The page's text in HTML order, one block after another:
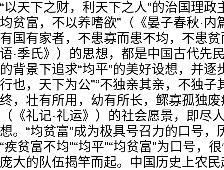
“以天下之财，利天下之人”的治国理政
均贫富，不以养嗜欲”（《晏子春秋·内
有国有家者，不患寡而患不均，不患贫
语·季氏》）的思想，都是中国古代先
的背景下追求“均平”的美好设想，并逐
行也，天下为公”“不独亲其亲，不独子
终，壮有所用，幼有所长，鳏寡孤独废
（《礼记·礼运》）的社会愿景，即尽
想。“均贫富”成为极具号召力的口号，
“疾贫富不均”“均平”“均贫富”为口号，
庞大的队伍揭竿而起。中国历史上农